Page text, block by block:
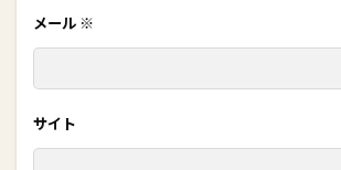
メール ※
サイト